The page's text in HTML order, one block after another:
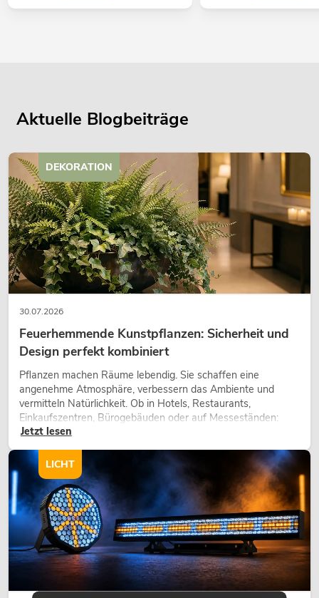
Aktuelle Blogbeiträge
30.07.2026
Feuerhemmende Kunstpflanzen: Sicherheit und
Design perfekt kombiniert
Pflanzen machen Räume lebendig. Sie schaffen eine
angenehme Atmosphäre, verbessern das Ambiente und
vermitteln Natürlichkeit. Ob in Hotels, Restaurants,
Einkaufszentren, Bürogebäuden oder auf Messeständen:
eine hochwertige Begrünung gehört heute längst zum
modernen Raumkonzept.
Jetzt lesen
DEKORATION
LICHT